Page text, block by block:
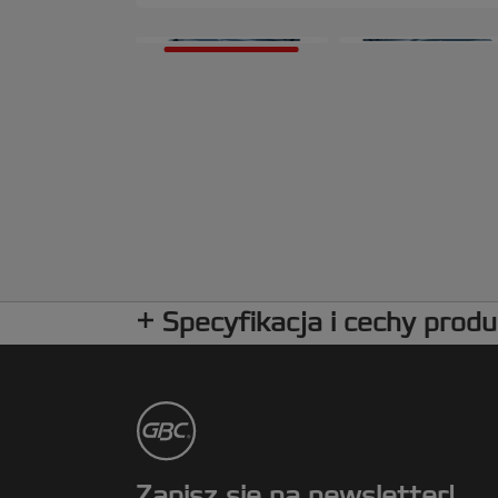
Specyfikacja i cechy